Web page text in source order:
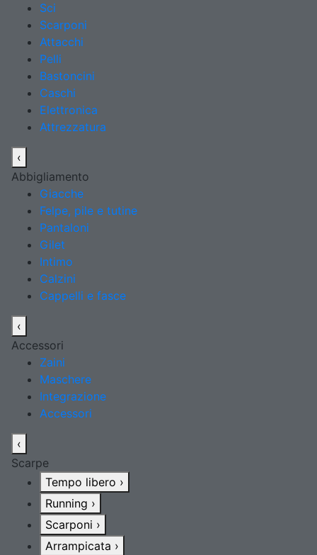
Sci
Scarponi
Attacchi
Pelli
Bastoncini
Caschi
Elettronica
Attrezzatura
‹
Abbigliamento
Giacche
Felpe, pile e tutine
Pantaloni
Gilet
Intimo
Calzini
Cappelli e fasce
‹
Accessori
Zaini
Maschere
Integrazione
Accessori
‹
Scarpe
Tempo libero ›
Running ›
Scarponi ›
Arrampicata ›